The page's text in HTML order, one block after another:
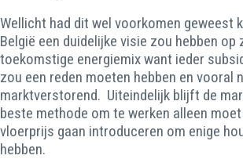
Wellicht had dit wel voorkomen geweest
België een duidelijke visie zou hebben op
toekomstige energiemix want ieder
zou een reden moeten hebben en vooral
marktverstorend. Uiteindelijk blijft de
beste methode om te werken alleen
vloerprijs gaan introduceren om enige
hebben.